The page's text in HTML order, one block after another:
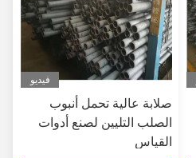
فيديو
صلابة عالية تحمل أنبوب
الصلب التليين لصنع أدوات
القياس